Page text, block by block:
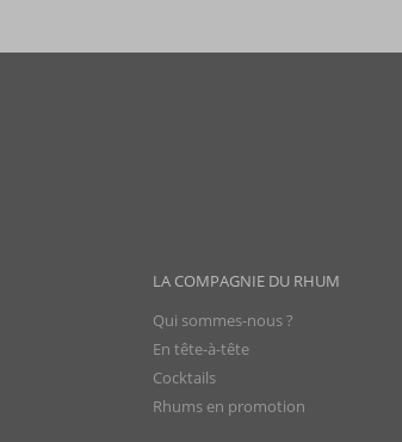
LA COMPAGNIE DU RHUM
Qui sommes-nous ?
En tête-à-tête
Cocktails
Rhums en promotion